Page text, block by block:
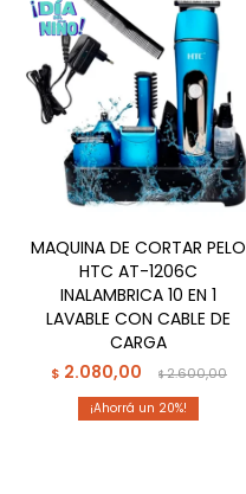
MAQUINA DE CORTAR PELO
HTC AT-1206C
INALAMBRICA 10 EN 1
LAVABLE CON CABLE DE
CARGA
$ 2.080,00 $2.600,00
20